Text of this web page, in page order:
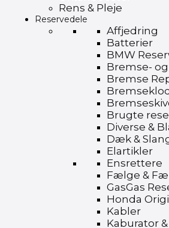
Rens & Pleje
Reservedele
Affjedring
Batterier
BMW
Bremse-
Bremse
Brugte
Diverse &
Dæk &
Elartikler
Ensrettere
Fælge &
GasGas
Honda
Kabler
Kaburator